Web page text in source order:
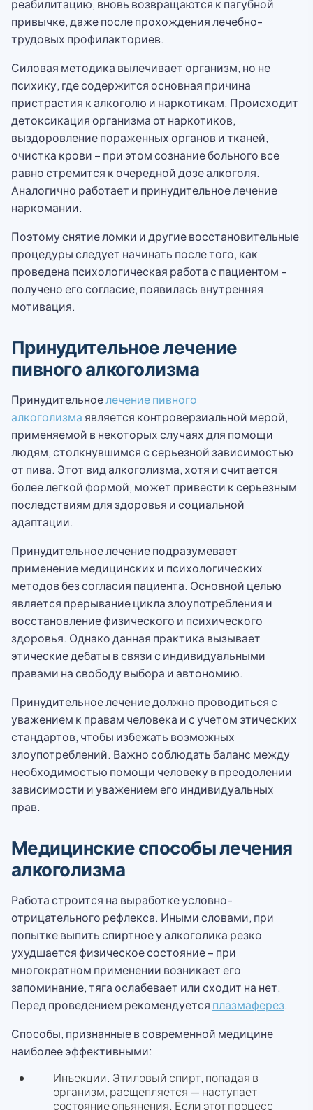
реабилитацию, вновь возвращаются к пагубной
привычке, даже после прохождения лечебно-
трудовых профилакториев.
Силовая методика вылечивает организм, но не
психику, где содержится основная причина
пристрастия к алкоголю и наркотикам. Происходит
детоксикация организма от наркотиков,
выздоровление пораженных органов и тканей,
очистка крови – при этом сознание больного все
равно стремится к очередной дозе алкоголя.
Аналогично работает и принудительное лечение
наркомании.
Поэтому снятие ломки и другие восстановительные
процедуры следует начинать после того, как
проведена психологическая работа с пациентом –
получено его согласие, появилась внутренняя
мотивация.
Принудительное лечение
пивного алкоголизма
Принудительноелечение пивного
алкоголизма является контроверзиальной мерой,
применяемой в некоторых случаях для помощи
людям, столкнувшимся с серьезной зависимостью
от пива. Этот вид алкоголизма, хотя и считается
более легкой формой, может привести к серьезным
последствиям для здоровья и социальной
адаптации.
Принудительное лечение подразумевает
применение медицинских и психологических
методов без согласия пациента. Основной целью
является прерывание цикла злоупотребления и
восстановление физического и психического
здоровья. Однако данная практика вызывает
этические дебаты в связи с индивидуальными
правами на свободу выбора и автономию.
Принудительное лечение должно проводиться с
уважением к правам человека и с учетом этических
стандартов, чтобы избежать возможных
злоупотреблений. Важно соблюдать баланс между
необходимостью помощи человеку в преодолении
зависимости и уважением его индивидуальных
прав.
Медицинские способы лечения
алкоголизма
Работа строится на выработке условно-
отрицательного рефлекса. Иными словами, при
попытке выпить спиртное у алкоголика резко
ухудшается физическое состояние – при
многократном применении возникает его
запоминание, тяга ослабевает или сходит на нет.
Перед проведением рекомендуется плазмаферез.
Способы, признанные в современной медицине
наиболее эффективными:
Инъекции. Этиловый спирт, попадая в
организм, расщепляется — наступает
состояние опьянения. Если этот процесс